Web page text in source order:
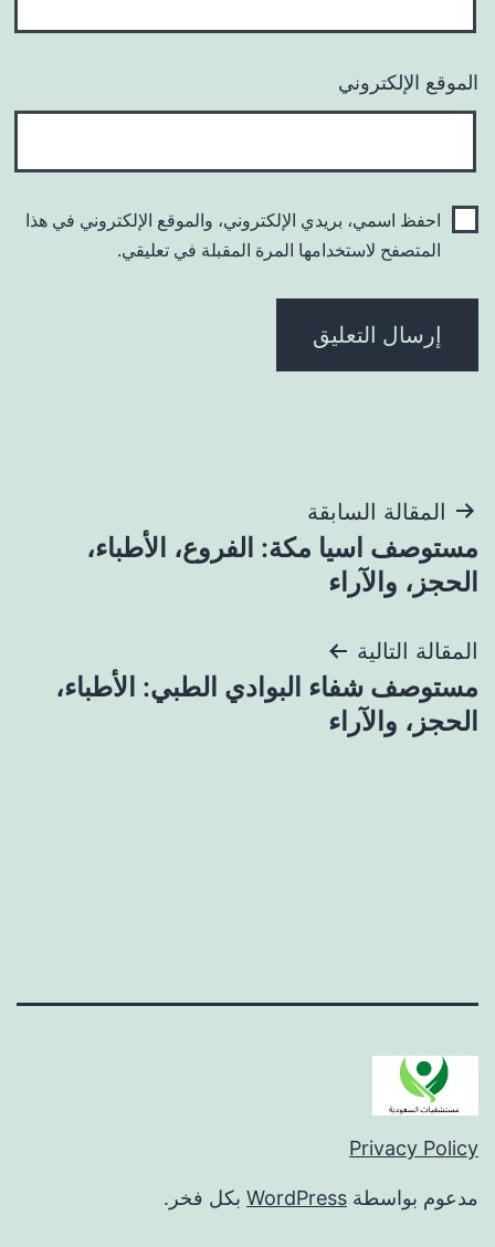
الموقع الإلكتروني
احفظ اسمي، بريدي الإلكتروني، والموقع الإلكتروني في هذا
المتصفح لاستخدامها المرة المقبلة في تعليقي.
تصفّح
المقالات
المقالة السابقة
مستوصف اسيا مكة: الفروع، الأطباء،
الحجز، والآراء
المقالة التالية
مستوصف شفاء البوادي الطبي: الأطباء،
الحجز، والآراء
Privacy Policy
مدعوم بواسطة WordPress بكل فخر.